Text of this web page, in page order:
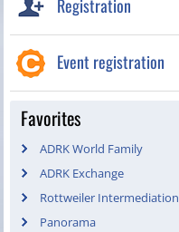
Registration
Event registration
Favorites
ADRK World Family
ADRK Exchange
Rottweiler Intermediation
Panorama